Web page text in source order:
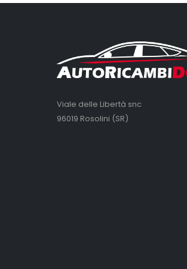
Viale delle Libertà snc
96019 Rosolini (SR)